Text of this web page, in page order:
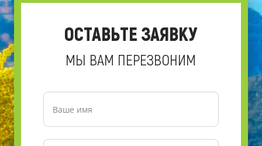
ОСТАВЬТЕ ЗАЯВКУ
МЫ ВАМ ПЕРЕЗВОНИМ